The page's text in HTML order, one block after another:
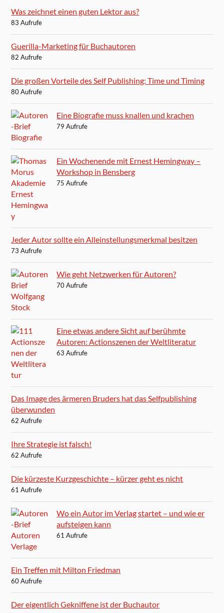
Was zeichnet einen guten Lektor aus?
83 Aufrufe
Guerilla-Marketing für Buchautoren
82 Aufrufe
Die großen Vorteile des Self Publishing: Time und Timing
80 Aufrufe
Eine Biografie muss knallen und krachen
79 Aufrufe
Ein Wochenende mit Ernest Hemingway –
Workshop in Bensberg
75 Aufrufe
Jeder Autor sollte ein Alleinstellungsmerkmal besitzen
73 Aufrufe
Wie geht Netzwerken für Autoren?
70 Aufrufe
Eine etwas andere Sicht auf berühmte
Autoren: Actionszenen der Weltliteratur
63 Aufrufe
Das Image des ärmeren Bruders hat das Selfpublishing
überwunden
62 Aufrufe
Ihre Strategie ist falsch!
62 Aufrufe
Die kürzeste Kurzgeschichte – kürzer geht es nicht
61 Aufrufe
Wo ein Autor im Verlag startet – und wie er
aufsteigen kann
61 Aufrufe
Ein Treffen mit Milton Friedman
60 Aufrufe
Der eigentlich Gekniffene ist der Buchautor